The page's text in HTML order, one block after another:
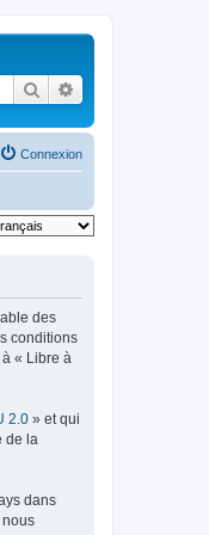
Rechercher
Connexion
des
conditions
« Libre à
2.0 » et qui
de la
dans
nous